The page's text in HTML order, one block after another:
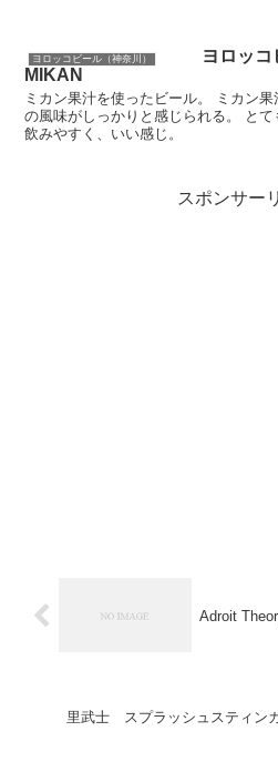
ヨロッコビール（神奈川）
ヨロッ
MIKAN
ミカン果汁を使ったビール。 ミカン
の風味がしっかりと感じられる。 と
飲みやすく、いい感じ。
スポンサー
Adroit
里武士 スプラッシュスティン